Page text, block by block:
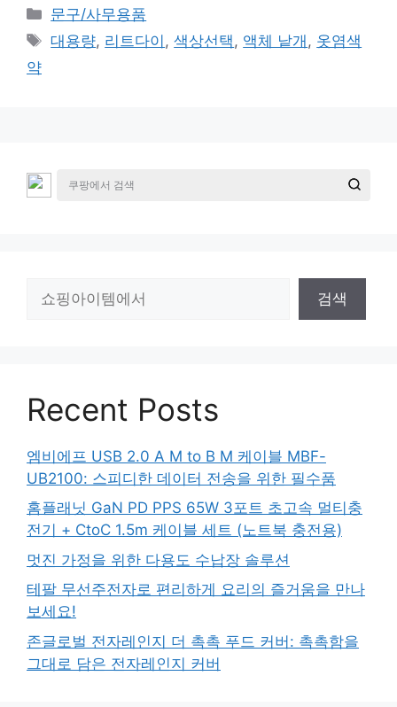
카
테
고
문구/사무용품
태
대용량, 리트다이 ,색상선택 , 액체 낱개 , 옷염색
약
검색
Recent Posts
엠비에프 USB 2.0 A M to B M 케이블 MBF-
UB2100: 스피디한 데이터 전송을 위한 필수품
홈플래닛 GaN PD PPS 65W 3포트 초고속 멀티충
전기 + CtoC 1.5m 케이블 세트 (노트북 충전용)
멋진 가정을 위한 다용도 수납장 솔루션
테팔 무선주전자로 편리하게 요리의 즐거움을 만나
보세요!
존글로벌 전자레인지 더 촉촉 푸드 커버: 촉촉함을
그대로 담은 전자레인지 커버